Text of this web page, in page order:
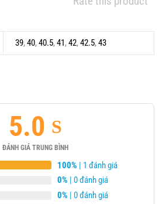
39,40,40.5,41,42,42.5,43
5.0
ĐÁNH GIÁ TRUNG BÌNH
100% | 1 đánh giá
0% | 0 đánh giá
0% | 0 đánh giá